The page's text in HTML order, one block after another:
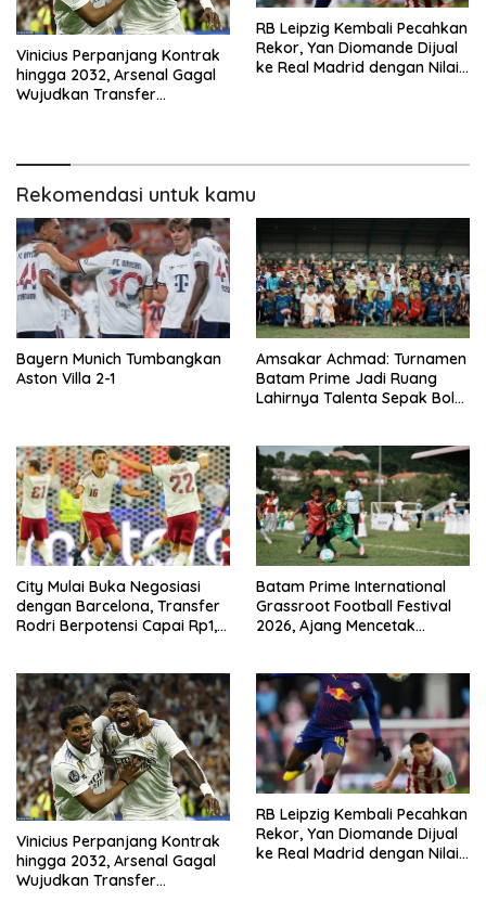
Vinicius Perpanjang Kontrak
hingga 2032, Arsenal Gagal
Wujudkan Transfer
RB Leipzig Kembali Pecahkan
Rekor, Yan Diomande Dijual
ke Real Madrid dengan Nilai
Rekomendasi untuk kamu
Bayern Munich Tumbangkan
Aston Villa 2-1
Amsakar Achmad: Turnamen
Batam Prime Jadi Ruang
Lahirnya Talenta Sepak Bola
City Mulai Buka Negosiasi
dengan Barcelona, Transfer
Rodri Berpotensi Capai Rp1,4
Batam Prime International
Grassroot Football Festival
2026, Ajang Mencetak
Vinicius Perpanjang Kontrak
hingga 2032, Arsenal Gagal
Wujudkan Transfer
RB Leipzig Kembali Pecahkan
Rekor, Yan Diomande Dijual
ke Real Madrid dengan Nilai